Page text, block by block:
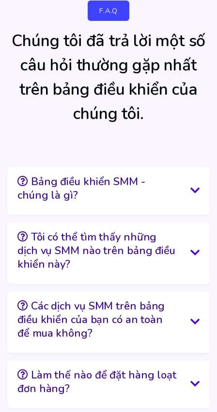
F.A.Q
Chúng tôi đã trả lời một số
câu hỏi thường gặp nhất
trên bảng điều khiển của
chúng tôi.
Bảng điều khiển SMM -
chúng là gì?
Tôi có thể tìm thấy những
dịch vụ SMM nào trên bảng điều
khiển này?
Các dịch vụ SMM trên bảng
điều khiển của bạn có an toàn
để mua không?
Làm thế nào để đặt hàng loạt
đơn hàng?